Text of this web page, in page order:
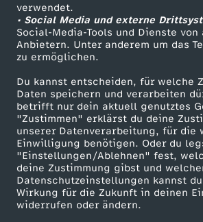
verwendet.
• Social Media und externe
Social-Media-Tools und Dienste von
Anbietern. Unter anderem um das
zu ermöglichen.
Du kannst entscheiden, für welche
Daten speichern und verarbeiten
betrifft nur dein aktuell genutztes
"Zustimmen" erklärst du deine
unserer Datenverarbeitung, für die
Einwilligung benötigen. Oder du
"Einstellungen/Ablehnen" fest,
deine Zustimmung gibst und
Datenschutzeinstellungen kannst
Wirkung für die Zukunft in deinen
widerrufen oder ändern.
ZDF Unternehmen
Karriere
ZDF goes Schule
Werbefernsehen
Mainzelmännchen